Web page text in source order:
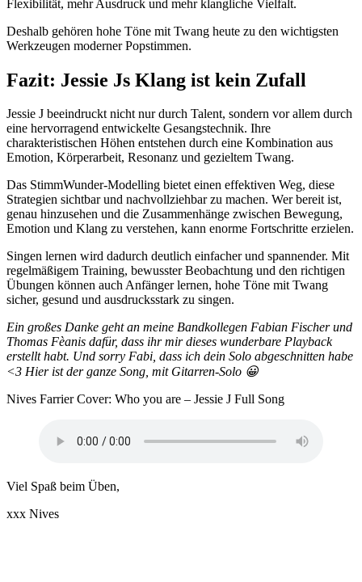
Flexibilität, mehr Ausdruck und mehr klangliche Vielfalt.
Deshalb gehören hohe Töne mit Twang heute zu den wichtigsten
Werkzeugen moderner Popstimmen.
Fazit: Jessie Js Klang ist kein Zufall
Jessie J beeindruckt nicht nur durch Talent, sondern vor allem durch
eine hervorragend entwickelte Gesangstechnik. Ihre
charakteristischen Höhen entstehen durch eine Kombination aus
Emotion, Körperarbeit, Resonanz und gezieltem Twang.
Das StimmWunder-Modelling bietet einen effektiven Weg, diese
Strategien sichtbar und nachvollziehbar zu machen. Wer bereit ist,
genau hinzusehen und die Zusammenhänge zwischen Bewegung,
Emotion und Klang zu verstehen, kann enorme Fortschritte erzielen.
Singen lernen wird dadurch deutlich einfacher und spannender. Mit
regelmäßigem Training, bewusster Beobachtung und den richtigen
Übungen können auch Anfänger lernen, hohe Töne mit Twang
sicher, gesund und ausdrucksstark zu singen.
Ein großes Danke geht an meine Bandkollegen Fabian Fischer und
Thomas Fèanis dafür, dass ihr mir dieses wunderbare Playback
erstellt habt. Und sorry Fabi, dass ich dein Solo abgeschnitten habe
<3 Hier ist der ganze Song, mit Gitarren-Solo 😀
Nives Farrier Cover: Who you are – Jessie J Full Song
Viel Spaß beim Üben,
xxx Nives